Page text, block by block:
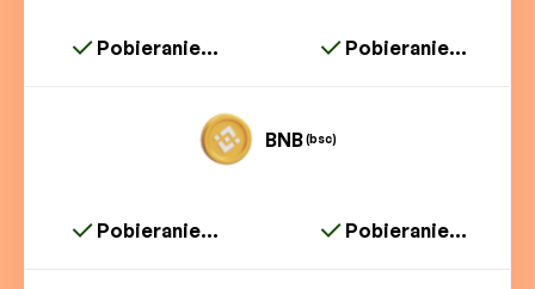
Pobieranie... Pobieranie...
BNB(bsc)
Pobieranie... Pobieranie...